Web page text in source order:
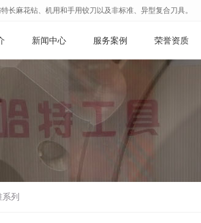
长麻花钻、机用和手用铰刀以及非标准、异型复合刀具。
新闻中心 服务案例 荣誉资质
系列